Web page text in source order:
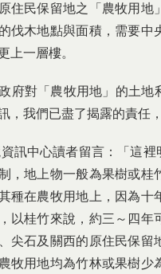
住民保留地之「農牧用地
伐木地點與面積，需要中
上一層樓。
府對「農牧用地」的土地
，我們已盡了揭露的責任
訊中心讀者留言：「這
，地上物一般為果樹或桂
種在農牧用地上，因為十
以桂竹來說，約三～四年
尖石及關西的原住民保留
牧用地均為竹林或果樹少